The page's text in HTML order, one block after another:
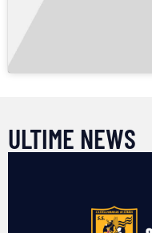
ULTIME NEWS